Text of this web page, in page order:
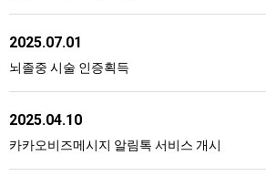
2025.07.01
뇌졸중 시술 인증획득
2025.04.10
카카오비즈메시지 알림톡 서비스 개시